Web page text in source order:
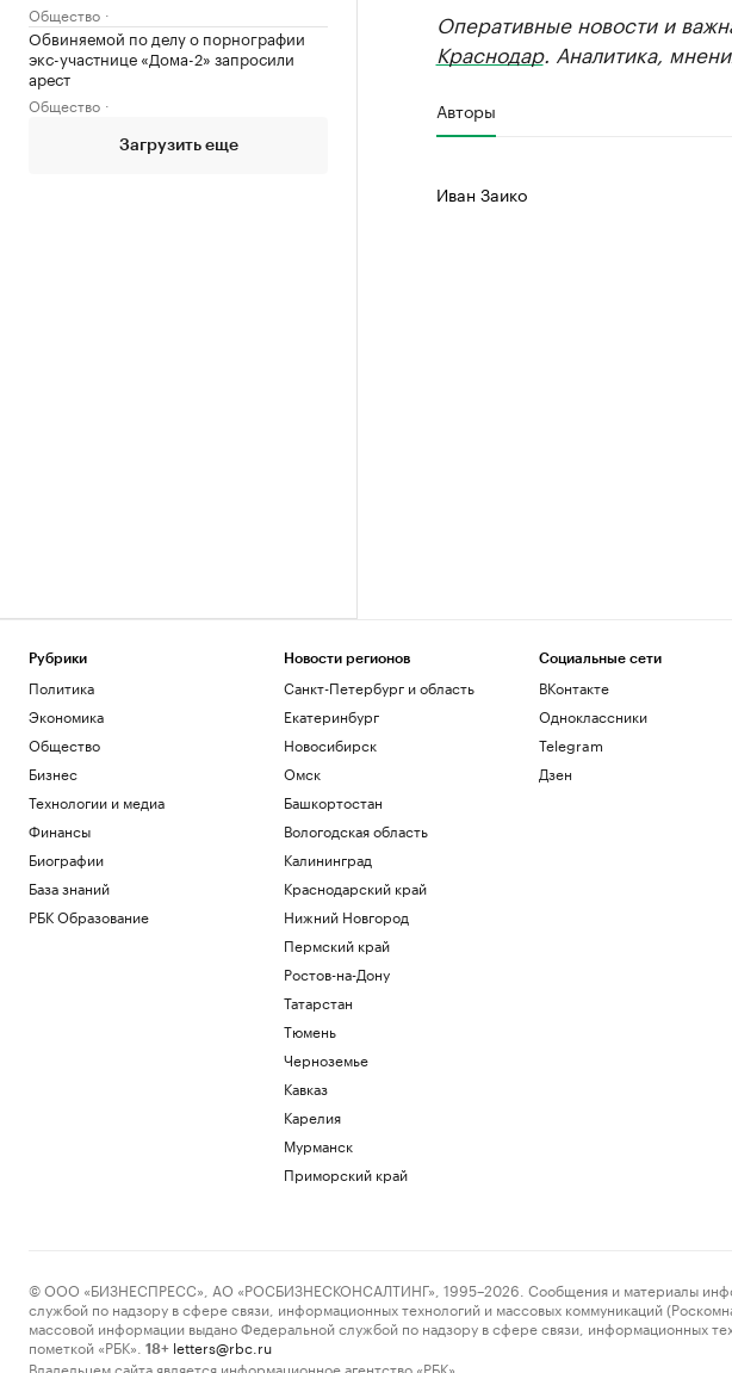
Общество
Обвиняемой по делу о порнографии
экс-участнице «Дома-2» запросили
арест
Общество
Загрузить еще
Оперативные новости и
Краснодар. Аналитика,
Авторы
Иван Заико
Рубрики
Политика
Экономика
Общество
Бизнес
Технологии и медиа
Финансы
Биографии
База знаний
РБК Образование
Новости регионов
Санкт-Петербург и область
Екатеринбург
Новосибирск
Омск
Башкортостан
Вологодская область
Калининград
Краснодарский край
Нижний Новгород
Пермский край
Ростов-на-Дону
Татарстан
Тюмень
Черноземье
Кавказ
Карелия
Мурманск
Приморский край
Социальные сети
ВКонтакте
Одноклассники
Telegram
Дзен
© ООО «БИЗНЕСПРЕСС», АО «РОСБИЗНЕСКОНСАЛТИНГ», 1995–2026. Сообщения и материалы
службой по надзору в сфере связи, информационных технологий и массовых коммуникаций
массовой информации выдано Федеральной службой по надзору в сфере связи, информационных
пометкой «РБК».
18+ letters@rbc.ru
Владельцем сайта является информационное агентство «РБК».